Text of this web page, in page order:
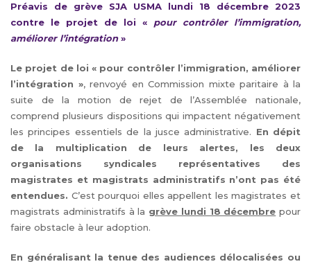
Préavis de grève SJA USMA lundi 18 décembre 2023
contre le projet de loi « pour contrôler l’immigration,
améliorer l’intégration»
Le projet de loi « pour contrôler l’immigration, améliorer
l’intégration », renvoyé en Commission mixte paritaire à la
suite de la motion de rejet de l’Assemblée nationale,
comprend plusieurs dispositions qui impactent négativement
les principes essentiels de la jusce administrative. En dépit
de la multiplication de leurs alertes, les deux
organisations syndicales représentatives des
magistrates et magistrats administratifs n’ont pas été
entendues. C’est pourquoi elles appellent les magistrates et
magistrats administratifs à la grève lundi 18 décembre pour
faire obstacle à leur adoption.
En généralisant la tenue des audiences délocalisées ou